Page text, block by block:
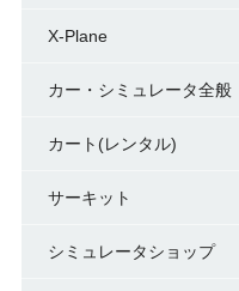
X-Plane
カー・シミュレータ全般
カート(レンタル)
サーキット
シミュレータショップ